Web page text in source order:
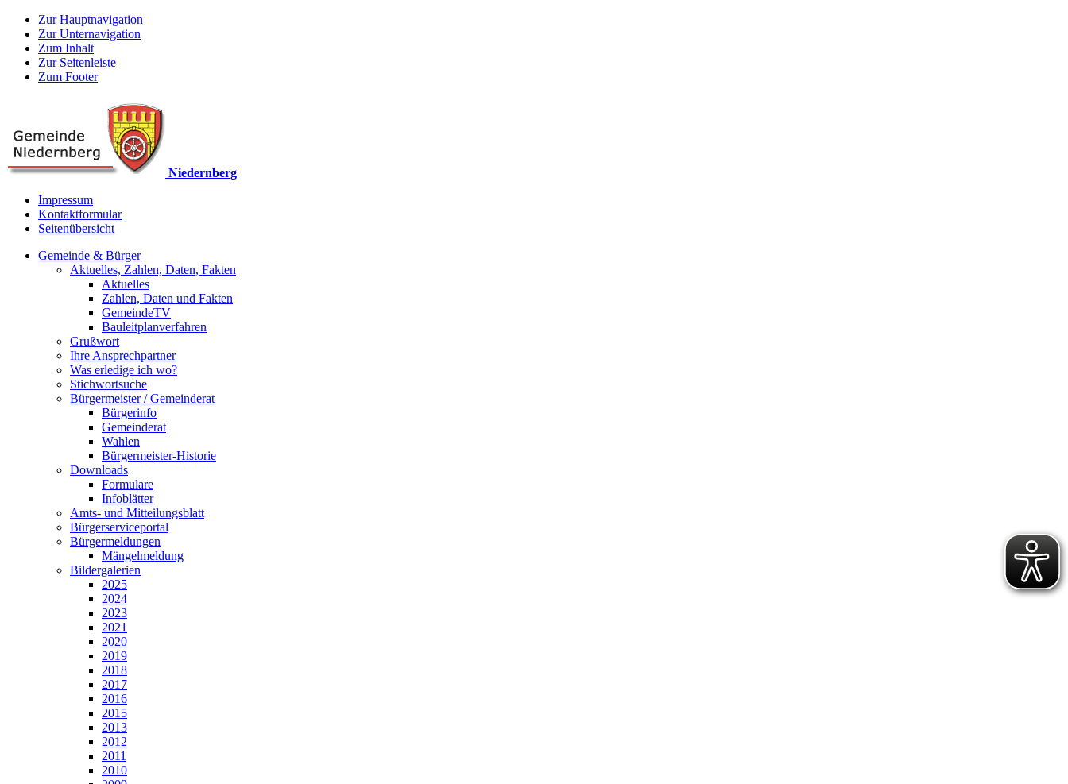
Zur Hauptnavigation
Zur Unternavigation
Zum Inhalt
Zur Seitenleiste
Zum Footer
Niedernberg
Impressum
Kontaktformular
Seitenübersicht
Gemeinde & Bürger
Aktuelles, Zahlen, Daten, Fakten
Aktuelles
Zahlen, Daten und Fakten
GemeindeTV
Bauleitplanverfahren
Grußwort
Ihre Ansprechpartner
Was erledige ich wo?
Stichwortsuche
Bürgermeister / Gemeinderat
Bürgerinfo
Gemeinderat
Wahlen
Bürgermeister-Historie
Downloads
Formulare
Infoblätter
Amts- und Mitteilungsblatt
Bürgerserviceportal
Bürgermeldungen
Mängelmeldung
Bildergalerien
2025
2024
2023
2021
2020
2019
2018
2017
2016
2015
2013
2012
2011
2010